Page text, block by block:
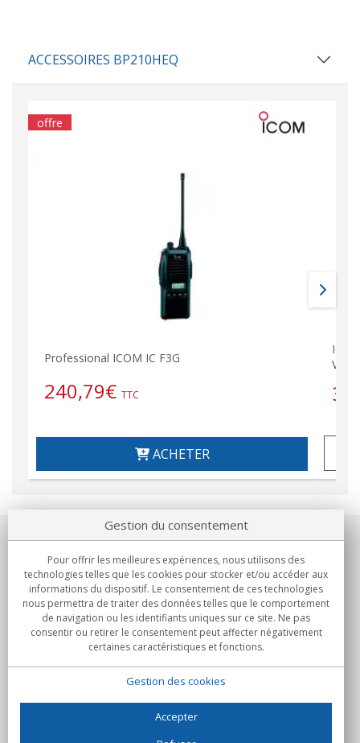
ACCESSOIRES BP210HEQ
offre
Professional ICOM IC F3G
240,79€ TTC
ACHETER
VOR
Notre société
Engagements
Achats
Gestion du consentement
Pour offrir les meilleures expériences, nous utilisons des
technologies telles que les cookies pour stocker et/ou accéder aux
informations du dispositif. Le consentement de ces technologies
nous permettra de traiter des données telles que le comportement
de navigation ou les identifiants uniques sur ce site. Ne pas
consentir ou retirer le consentement peut affecter négativement
certaines caractéristiques et fonctions.
Gestion des cookies
Accepter